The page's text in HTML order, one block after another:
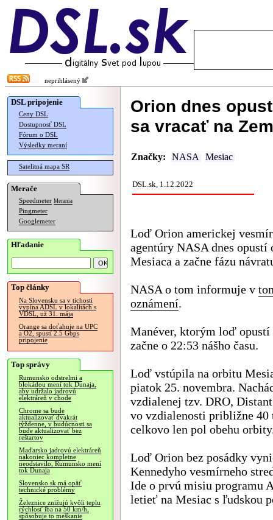
neprihlásený
DSL pripojenie
Ceny DSL
Dostupnosť DSL
Fórum o DSL
Výsledky meraní
Satelitná mapa SR
Merače
Speedmeter Merania
Pingmeter
Googlemeter
Hľadanie
Top články
Na Slovensku sa v tichosti
vypína ADSL v lokalitách s
VDSL, už 31. mája
Orange sa doťahuje na UPC
a O2, spustí 2.5 Gbps
pripojenie
Top správy
Rumunsko odstrelmi a
blokádou mení tok Dunaja,
aby udržalo jadrovú
elektráreň v chode
Chrome sa bude
aktualizovať dvakrát
týždenne, v budúcnosti sa
bude aktualizovať bez
reštartov
Maďarsko jadrovú elektráreň
nakoniec kompletne
neodstavilo, Rumunsko mení
tok Dunaja
Slovensko.sk má opäť
technické problémy
Železnice znižujú kvôli teplu
rýchlosť iba na 50 km/h,
spôsobuje to meškanie
Orion dnes
sa vracať na Zem
Značky: NASA Mesiac
DSL.sk, 1.12.2022
Loď Orion americkej
agentúry NASA dnes opustí
Mesiaca a začne fázu
NASA o tom informuje v
oznámení.
Manéver, ktorým loď
začne o 22:53 nášho času.
Loď vstúpila na orbitu
piatok 25. novembra.
vzdialenej tzv. DRO,
vo vzdialenosti približne
celkovo len pol obehu
Loď Orion bez posádky
Kennedyho vesmírneho
Ide o prvú misiu programu
letieť na Mesiac s ľudskou